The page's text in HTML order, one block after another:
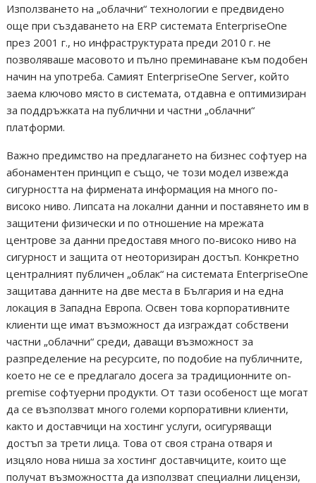
Използването на „облачни“ технологии е предвидено
още при създаването на ERP системата EnterpriseOne
през 2001 г., но инфраструктурата преди 2010 г. не
позволяваше масовото и пълно преминаване към подобен
начин на употреба. Самият EnterpriseOne Server, който
заема ключово място в системата, отдавна е оптимизиран
за поддръжката на публични и частни „облачни“
платформи.
Важно предимство на предлагането на бизнес софтуер на
абонаментен принцип е също, че този модел извежда
сигурността на фирмената информация на много по-
високо ниво. Липсата на локални данни и поставянето им в
защитени физически и по отношение на мрежата
центрове за данни предоставя много по-високо ниво на
сигурност и защита от неоторизиран достъп. Конкретно
централният публичен „облак“ на системата EnterpriseOne
защитава данните на две места в България и на една
локация в Западна Европа. Освен това корпоративните
клиенти ще имат възможност да изграждат собствени
частни „облачни“ среди, даващи възможност за
разпределение на ресурсите, по подобие на публичните,
което не се е предлагало досега за традиционните on-
premise софтуерни продукти. От тази особеност ще могат
да се възползват много големи корпоративни клиенти,
както и доставчици на хостинг услуги, осигуряващи
достъп за трети лица. Това от своя страна отваря и
изцяло нова ниша за хостинг доставчиците, които ще
получат възможността да използват специални лицензи,